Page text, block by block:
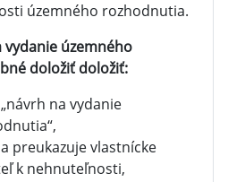
územného rozhodnutia.
územného
doložiť doložiť:
na vydanie
preukazuje vlastnícke
k nehnuteľnosti,